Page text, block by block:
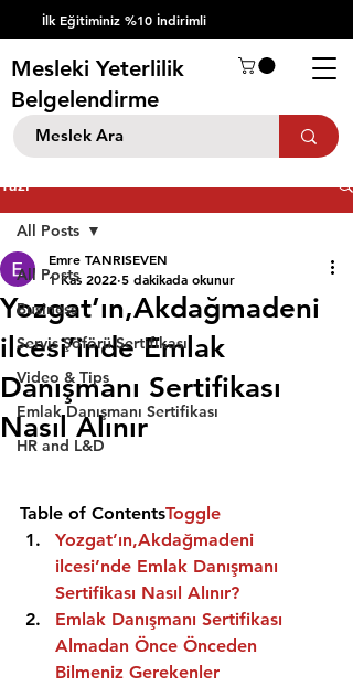
İlk Eğitiminiz %10 İndirimli
Mesleki Yeterlilik
Belgelendirme
Yazı
All Posts
Business
Servis Şöförü Sertifikası
Video & Tips
Emlak Danışmanı Sertifikası
HR and L&D
All Posts
Yozgat’ın,Akdağmadeni
ilcesi’inde Emlak
Danışmanı Sertifikası
Nasıl Alınır
Emre TANRISEVEN
1 Kas 2022 5 dakikada okunur
Table of ContentsToggle
Yozgat’ın,Akdağmadeni
ilcesi’nde Emlak Danışmanı
Sertifikası Nasıl Alınır?
Emlak Danışmanı Sertifikası
Almadan Önce Önceden
Bilmeniz Gerekenler